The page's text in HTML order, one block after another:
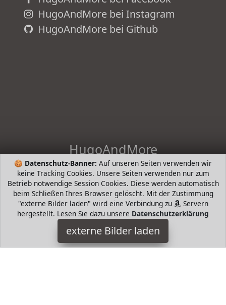
🍪 Datenschutz-Banner: Auf unseren Seiten verwenden wir
keine Tracking Cookies. Unsere Seiten verwenden nur zum
Betrieb notwendige Session Cookies. Diese werden automatisch
beim Schließen Ihres Browser gelöscht. Mit der Zustimmung
"externe Bilder laden" wird eine Verbindung zu
Servern
hergestellt. Lesen Sie dazu unsere Datenschutzerklärung
externe Bilder laden
HugoAndMore bei Instagram
HugoAndMore bei Github
HugoAndMore
HugoAndHome - die intelligente Suche nach Bestsellern von
beliebten Markenherstellern. Hugo Boss, Tommy Hilfiger,
Prada, Levis, Werangler, Tamaris, Riecker, Jack Wolfkin mund
mehr
HugoAndMore ist Teilnehmer am Partnerprogramm der
EU
S.à r.l. Dieses Partnerprogramm wurde von
gerufen, um Links auf externe
Internetseiten platzieren zu
können. Die Bertreiber von HugoAndMore verdienen mit